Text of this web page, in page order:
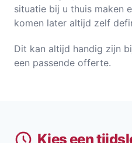
situatie bij u thuis maken
komen later altijd zelf
Dit kan altijd handig zijn
een passende offerte.
Kies een